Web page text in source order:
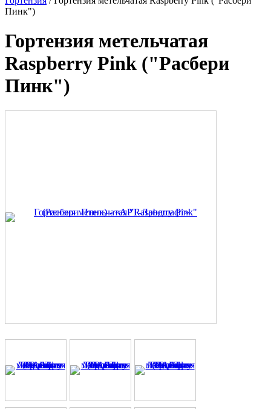
Пинк")
Гортензия метельчатая
Raspberry Pink ("Расбери
Пинк")